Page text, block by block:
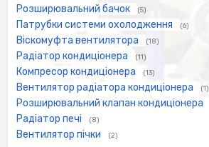
Розширювальний бачок (5)
Патрубки системи охолодження (6)
Віскомуфта вентилятора (18)
Радіатор кондиціонера (11)
Компресор кондиціонера (13)
Вентилятор радіатора кондиціонера (1)
Розширювальний клапан кондиціонера
Радіатор печі (8)
Вентилятор пічки (2)